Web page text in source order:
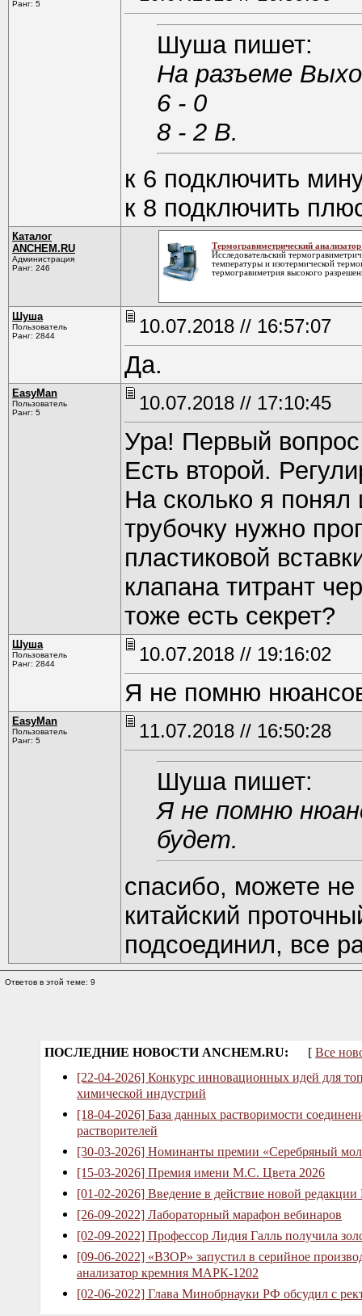
Ранг: 5
Шуша пишет:
На разъеме
6 - 0
8 - 2 В.
к 6 подключить
к 8 подключить
Каталог
ANCHEM.RU
Администрация
Ранг: 246
Термогравиметрический
Исследовательский
температуры и изотермической
термогравиметрия высокого
Шуша
Пользователь
Ранг: 2844
10.07.2018 // 16:57:07
Да.
EasyMan
Пользователь
Ранг: 5
10.07.2018 // 17:10:45
Ура! Первый
Есть второй.
На сколько я
трубочку нужно
пластиковой
клапана титрант
тоже есть секрет?
Шуша
Пользователь
Ранг: 2844
10.07.2018 // 19:16:02
Я не помню
EasyMan
Пользователь
Ранг: 5
11.07.2018 // 16:50:28
Шуша пишет:
Я не помню
будет.
спасибо, можете не
китайский
подсоединил, все
Ответов в этой теме: 9
ПОСЛЕДНИЕ НОВОСТИ ANCHEM.RU: [ Все
[22-04-2026] Конкурс инновационных идей для
химической индустрий
[18-04-2026] База данных растворимости
растворителей
[30-03-2026] Номинанты премии «Серебряный
[15-03-2026] Премия имени М.С. Цвета 2026
[01-02-2026] Введение в действие новой
[26-09-2022] Лабораторный марафон вебинаров
[02-09-2022] Профессор Лидия Галль получила
[09-06-2022] «ВЗОР» запустил в серийное
анализатор кремния МАРК-1202
[02-06-2022] Глава Минобрнауки РФ обсудил с